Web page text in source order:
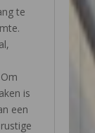
te
is
een